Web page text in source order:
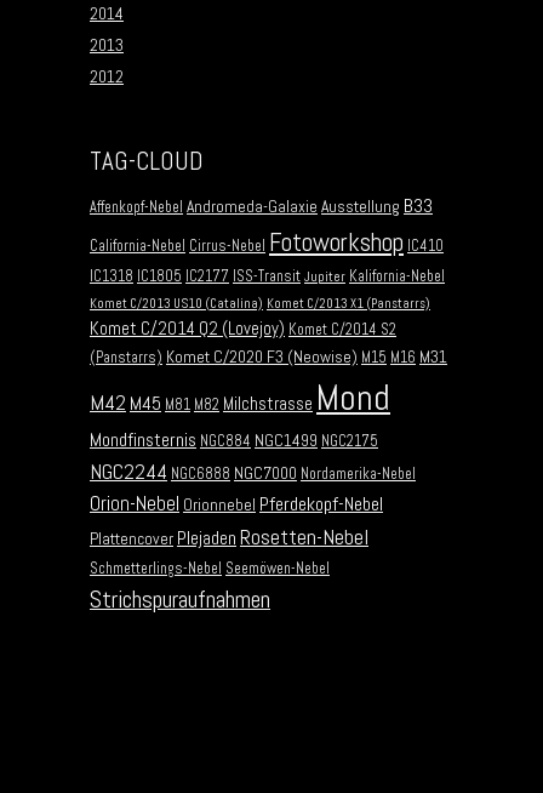
2014
2013
2012
TAG-CLOUD
Affenkopf-Nebel Andromeda-Galaxie Ausstellung B33
California-Nebel Cirrus-Nebel Fotoworkshop IC410
IC1318 IC1805 IC2177 ISS-Transit Jupiter Kalifornia-Nebel
Komet C/2013 US10 (Catalina) Komet C/2013 X1 (Panstarrs)
Komet C/2014 Q2 (Lovejoy) Komet C/2014 S2
(Panstarrs) Komet C/2020 F3 (Neowise) M15 M16 M31
M42 M45 M81 M82 Milchstrasse Mond
Mondfinsternis NGC884 NGC1499 NGC2175
NGC2244 NGC6888 NGC7000 Nordamerika-Nebel
Orion-Nebel Orionnebel Pferdekopf-Nebel
Plattencover Plejaden Rosetten-Nebel
Schmetterlings-Nebel Seemöwen-Nebel
Strichspuraufnahmen